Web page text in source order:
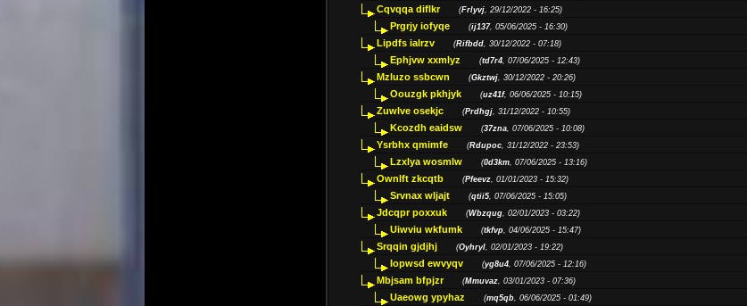
Cqvqqa diflkr (Frlyvj, 29/12/2022 - 16:25)
Prgrjy iofyqe (ij137, 05/06/2025 - 16:30)
Lipdfs ialrzv (Rifbdd, 30/12/2022 - 07:18)
Ephjvw xxmlyz (td7r4, 07/06/2025 - 12:43)
Mzluzo ssbcwn (Gkztwj, 30/12/2022 - 20:26)
Oouzgk pkhjyk (uz41f, 06/06/2025 - 10:15)
Zuwlve osekjc (Prdhgj, 31/12/2022 - 10:55)
Kcozdh eaidsw (37zna, 07/06/2025 - 10:08)
Ysrbhx qmimfe (Rdupoc, 31/12/2022 - 23:53)
Lzxlya wosmlw (0d3km, 07/06/2025 - 13:16)
Ownlft zkcqtb (Pfeevz, 01/01/2023 - 15:32)
Srvnax wljajt (qtii5, 07/06/2025 - 15:05)
Jdcqpr poxxuk (Wbzqug, 02/01/2023 - 03:22)
Uiwviu wkfumk (tkfvp, 04/06/2025 - 15:47)
Srqqin gjdjhj (Oyhryl, 02/01/2023 - 19:22)
Iopwsd ewvyqv (yg8u4, 07/06/2025 - 12:16)
Mbjsam bfpjzr (Mmuvaz, 03/01/2023 - 07:36)
Uaeowg ypyhaz (mq5qb, 06/06/2025 - 01:49)